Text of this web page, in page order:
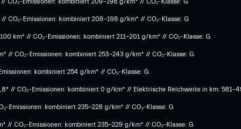
CO₂-Emissionen: kombiniert 208-198 g/km* // CO₂-Klasse: G
km* // CO₂-Emissionen: kombiniert 211-201 g/km* // CO₂-Klasse: G
// CO₂-Emissionen: kombiniert 253-243 g/km* // CO₂-Klasse: G
kombiniert 254 g/km* // CO₂-Klasse: G
// CO₂-Emissionen: kombiniert 0 g/km* // Elektrische Reichweite in km: 581-
Emissionen: kombiniert 235-228 g/km* // CO₂-Klasse: G
// CO₂-Emissionen: kombiniert 235-229 g/km* // CO₂-Klasse: G